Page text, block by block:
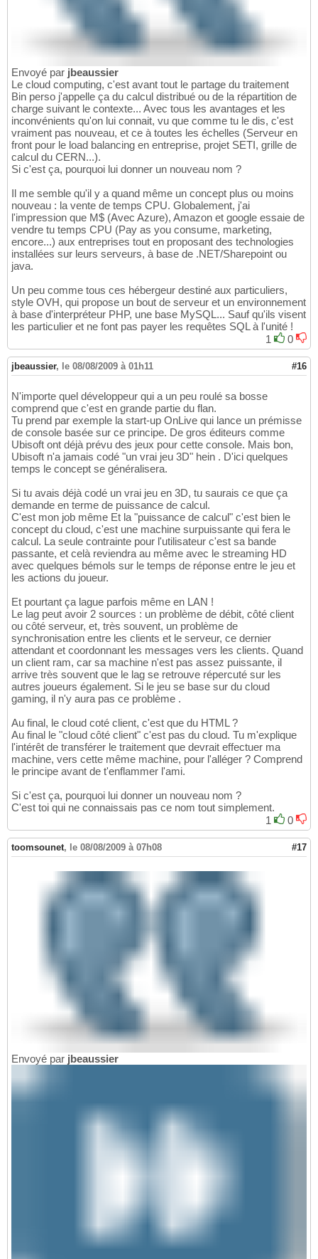
Envoyé par jbeaussier
Le cloud computing, c'est avant tout le partage du traitement
Bin perso j'appelle ça du calcul distribué ou de la répartition de
charge suivant le contexte... Avec tous les avantages et les
inconvénients qu'on lui connait, vu que comme tu le dis, c'est
vraiment pas nouveau, et ce à toutes les échelles (Serveur en
front pour le load balancing en entreprise, projet SETI, grille de
calcul du CERN...).
Si c'est ça, pourquoi lui donner un nouveau nom ?
Il me semble qu'il y a quand même un concept plus ou moins
nouveau : la vente de temps CPU. Globalement, j'ai
l'impression que M$ (Avec Azure), Amazon et google essaie de
vendre tu temps CPU (Pay as you consume, marketing,
encore...) aux entreprises tout en proposant des technologies
installées sur leurs serveurs, à base de .NET/Sharepoint ou
java.
Un peu comme tous ces hébergeur destiné aux particuliers,
style OVH, qui propose un bout de serveur et un environnement
à base d'interpréteur PHP, une base MySQL... Sauf qu'ils visent
les particulier et ne font pas payer les requêtes SQL à l'unité !
1
0
jbeaussier, le 08/08/2009 à 01h11 #16
N'importe quel développeur qui a un peu roulé sa bosse
comprend que c'est en grande partie du flan.
Tu prend par exemple la start-up OnLive qui lance un prémisse
de console basée sur ce principe. De gros éditeurs comme
Ubisoft ont déjà prévu des jeux pour cette console. Mais bon,
Ubisoft n'a jamais codé "un vrai jeu 3D" hein . D'ici quelques
temps le concept se généralisera.
Si tu avais déjà codé un vrai jeu en 3D, tu saurais ce que ça
demande en terme de puissance de calcul.
C'est mon job même Et la "puissance de calcul" c'est bien le
concept du cloud, c'est une machine surpuissante qui fera le
calcul. La seule contrainte pour l'utilisateur c'est sa bande
passante, et celà reviendra au même avec le streaming HD
avec quelques bémols sur le temps de réponse entre le jeu et
les actions du joueur.
Et pourtant ça lague parfois même en LAN !
Le lag peut avoir 2 sources : un problème de débit, côté client
ou côté serveur, et, très souvent, un problème de
synchronisation entre les clients et le serveur, ce dernier
attendant et coordonnant les messages vers les clients. Quand
un client ram, car sa machine n'est pas assez puissante, il
arrive très souvent que le lag se retrouve répercuté sur les
autres joueurs également. Si le jeu se base sur du cloud
gaming, il n'y aura pas ce problème .
Au final, le cloud coté client, c'est que du HTML ?
Au final le "cloud côté client" c'est pas du cloud. Tu m'explique
l'intérêt de transférer le traitement que devrait effectuer ma
machine, vers cette même machine, pour l'alléger ? Comprend
le principe avant de t'enflammer l'ami.
Si c'est ça, pourquoi lui donner un nouveau nom ?
C'est toi qui ne connaissais pas ce nom tout simplement.
1
0
toomsounet, le 08/08/2009 à 07h08 #17
Envoyé par jbeaussier